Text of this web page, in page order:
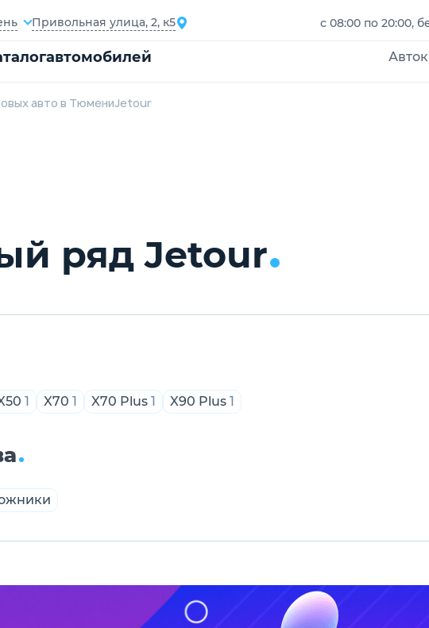
Привольная улица, 2, к5 с 08:00 по 20:00,
автомобилей
авто в ТюмениJetour
ряд Jetour
1 X70 1 X70 Plus 1 X90 Plus 1